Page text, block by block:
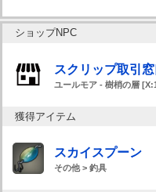
ショップNPC
スクリップ取引窓
ユールモア - 樹梢の層
獲得アイテム
スカイスプーン
その他 > 釣具